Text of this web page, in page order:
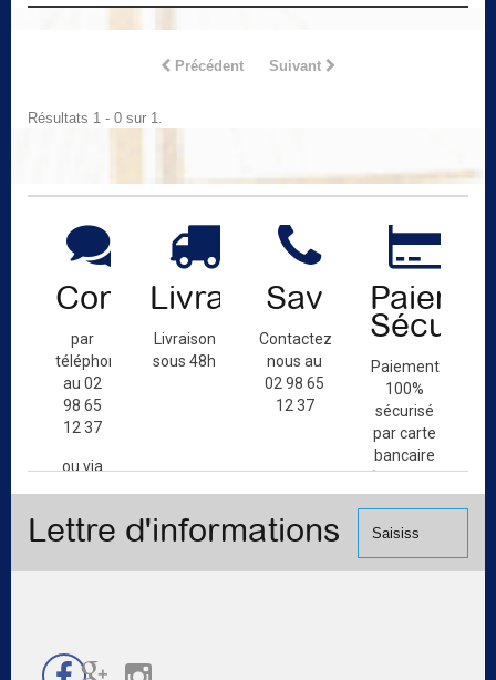
Précédent Suivant
Résultats 1 - 0 sur 1.
Contact
par
téléphone
au 02
98 65
12 37
ou via
de
Livraison
Livraison
sous 48h
Sav
Contactez-
nous au
02 98 65
12 37
Paiement
100%
sécurisé
par carte
bancaire
(Mastercard,
Visa, ...) et
Lettre d'informations